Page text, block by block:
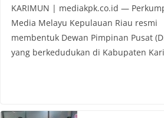
KARIMUN | mediakpk.co.id —
Media Melayu Kepulauan Riau resmi
membentuk Dewan Pimpinan Pusat
yang berkedudukan di Kabupaten